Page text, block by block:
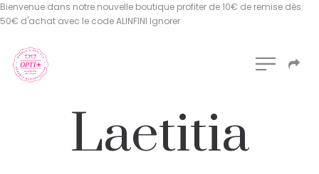
Bienvenue dans notre nouvelle boutique profiter de 10€ de remise dès
50€ d'achat avec le code ALINFINI Ignorer
Laetitia